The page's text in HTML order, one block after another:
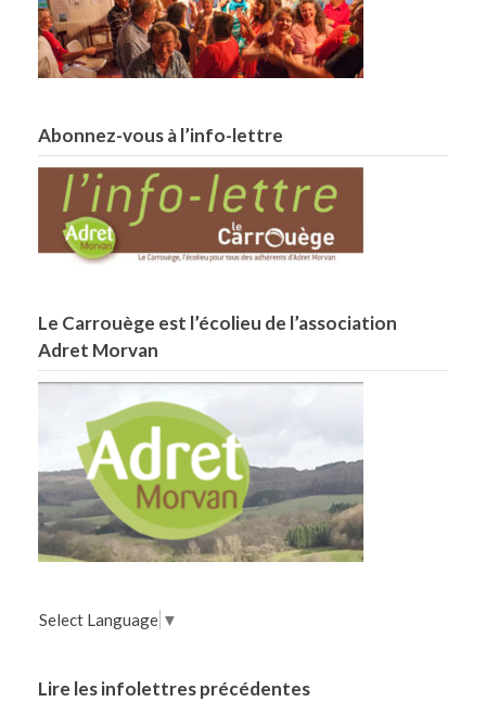
Abonnez-vous à l’info-lettre
Le Carrouège est l’écolieu de l’association
Adret Morvan
Select Language ▼
Lire les infolettres précédentes